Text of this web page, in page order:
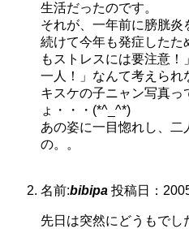
生活だったのです。
それが、一年前に膀胱炎
続けて今年も発症したた
もストレスには要注意！
一人！」なんて考えられ
キスケの子ニャン写真っ
ょ・・・(*^_^*)
あの姿に一目惚れし、二
の。。
名前:bibipa 投稿日：
先日は突然にどうもでし